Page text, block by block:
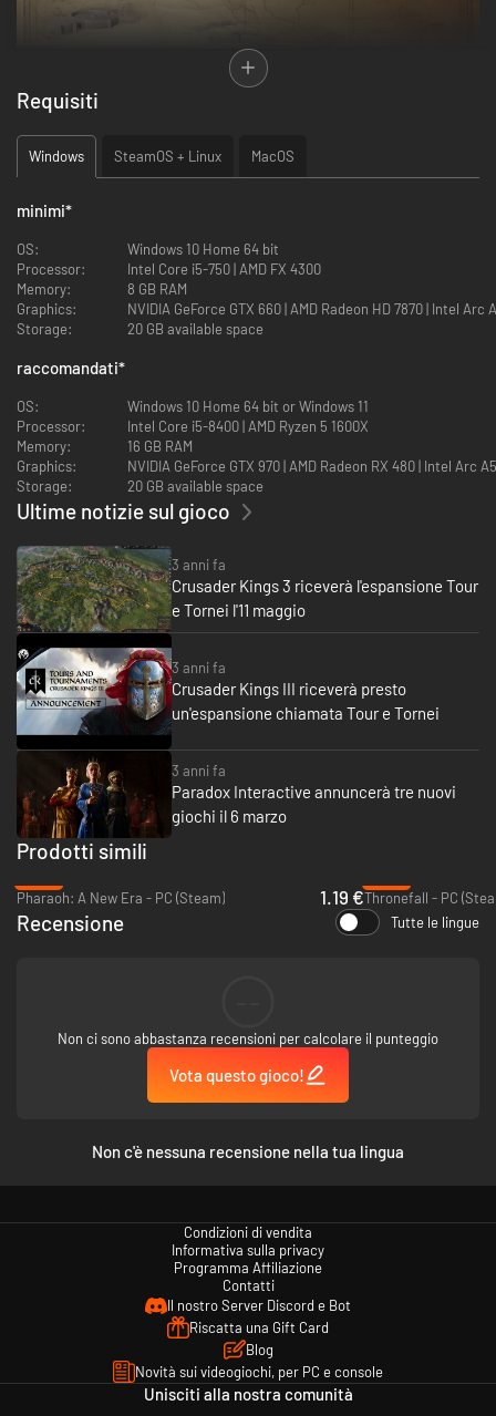
Il Creator Pack include i seguenti monumenti:
Drassanes
Abbazia di Cluny
Duomo di Firenze
Mura di York
Grande Moschea degli Omayyadi
Tempio Jokhang
Bet Giyorgis
Cattedrale di San Venceslao
Cittadella di Visegrád
Università al-Qarawiyyin
Irrigazione aghlabida
Palazzo del Ghana
Scavi di Kano
Tempio del Sole di Konarak
Università di Somapura
Grotte di Badami
Requisiti
Windows SteamOS + Linux MacOS
minimi*
OS:
Windows 10 Home 64 bit
Processor:
Intel Core i5-750 | AMD FX 4300
Memory:
8 GB RAM
Graphics:
NVIDIA GeForce GTX 660 | AMD Radeon HD 7870 | Intel Arc
Storage:
20 GB available space
raccomandati*
OS:
Windows 10 Home 64 bit or Windows 11
Processor:
Intel Core i5-8400 | AMD Ryzen 5 1600X
Memory:
16 GB RAM
Graphics:
NVIDIA GeForce GTX 970 | AMD Radeon RX 480 | Intel Arc
Storage:
20 GB available space
Ultime notizie sul gioco
3 anni fa
Crusader Kings 3 riceverà l'espansione Tour
e Tornei l'11 maggio
3 anni fa
Crusader Kings III riceverà presto
un'espansione chiamata Tour e Tornei
3 anni fa
Paradox Interactive annuncerà tre nuovi
giochi il 6 marzo
Prodotti simili
Pharaoh: A New Era - PC (Steam)
1.19 €Thronefall - PC
Recensione Tutte le lingue
Non ci sono abbastanza recensioni per calcolare il punteggio
Vota questo gioco!
Non c'è nessuna recensione nella tua lingua
Condizioni di vendita
Informativa sulla privacy
Programma Affiliazione
Contatti
Il nostro Server Discord e Bot
Riscatta una Gift Card
Blog
Novità sui videogiochi, per PC e console
Unisciti alla nostra comunità